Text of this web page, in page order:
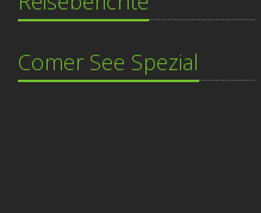
Comer See Spezial